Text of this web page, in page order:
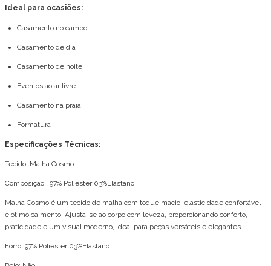
Ideal para ocasiões:
Casamento no campo
Casamento de dia
Casamento de noite
Eventos ao ar livre
Casamento na praia
Formatura
Especificações Técnicas:
Tecido: Malha Cosmo
Composição: 97% Poliéster 03%Elastano
Malha Cosmo é um tecido de malha com toque macio, elasticidade confortável
e ótimo caimento. Ajusta-se ao corpo com leveza, proporcionando conforto,
praticidade e um visual moderno, ideal para peças versáteis e elegantes.
Forro: 97% Poliéster 03%Elastano